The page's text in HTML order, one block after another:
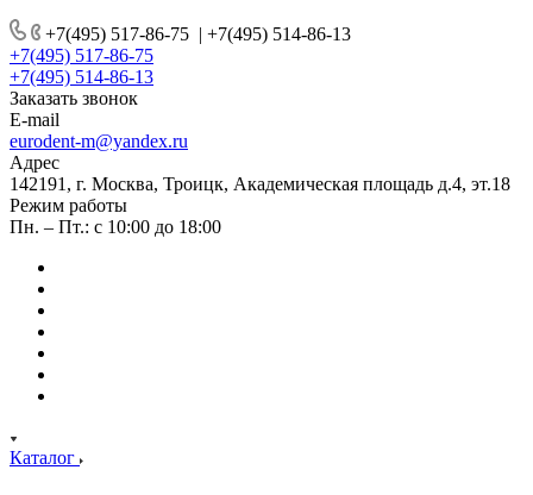
+7(495) 517-86-75 | +7(495) 514-86-13
+7(495) 517-86-75
+7(495) 514-86-13
Заказать звонок
E-mail
eurodent-m@yandex.ru
Адрес
142191, г. Москва, Троицк, Академическая площадь д.4, эт.18
Режим работы
Пн. – Пт.: с 10:00 до 18:00
Каталог